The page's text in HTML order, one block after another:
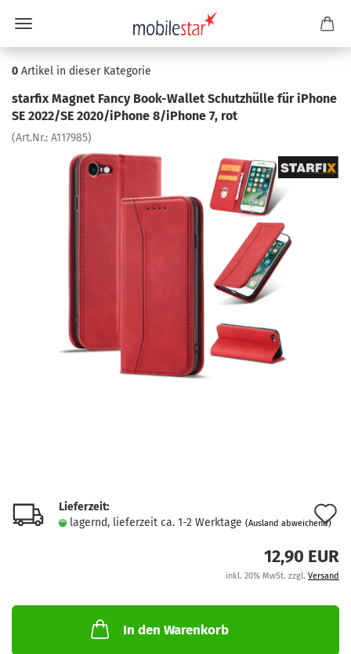
0 Artikel in dieser Kategorie
star­fix Ma­gnet Fancy Book-​Wallet Schutz­hül­le für iPho­ne
SE 2022/SE 2020/iPho­ne 8/iPho­ne 7, rot
(Art.Nr.: A117985)
Lieferzeit:
lagernd, lieferzeit ca. 1-2 Werktage (Ausland abweichend)
12,90 EUR
inkl. 20% MwSt. zzgl. Versand
In den Warenkorb